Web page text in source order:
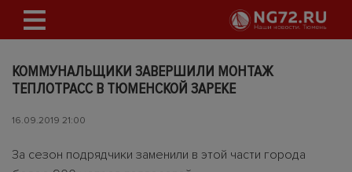
КОММУНАЛЬЩИКИ ЗАВЕРШИЛИ МОНТАЖ
ТЕПЛОТРАСС В ТЮМЕНСКОЙ ЗАРЕКЕ
16.09.2019 21:00
За сезон подрядчики заменили в этой части города